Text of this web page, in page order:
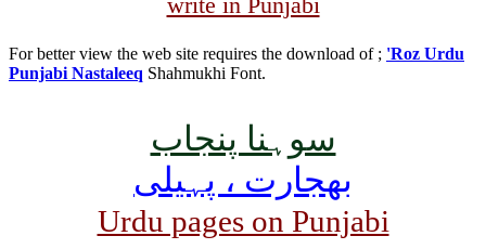
For better view the web site requires the download of ; 'Roz Urdu
Punjabi Nastaleeq Shahmukhi Font.
سوہنا پنجاب
بھجارت ، پہیلی
Urdu pages on Punjabi